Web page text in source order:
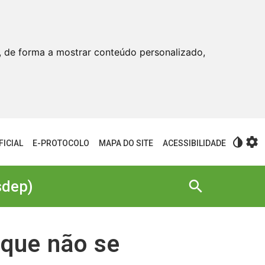
forma a mostrar conteúdo personalizado,
E-PROTOCOLO MAPA DO SITE ACESSIBILIDADE invert_colors settings
search
não se